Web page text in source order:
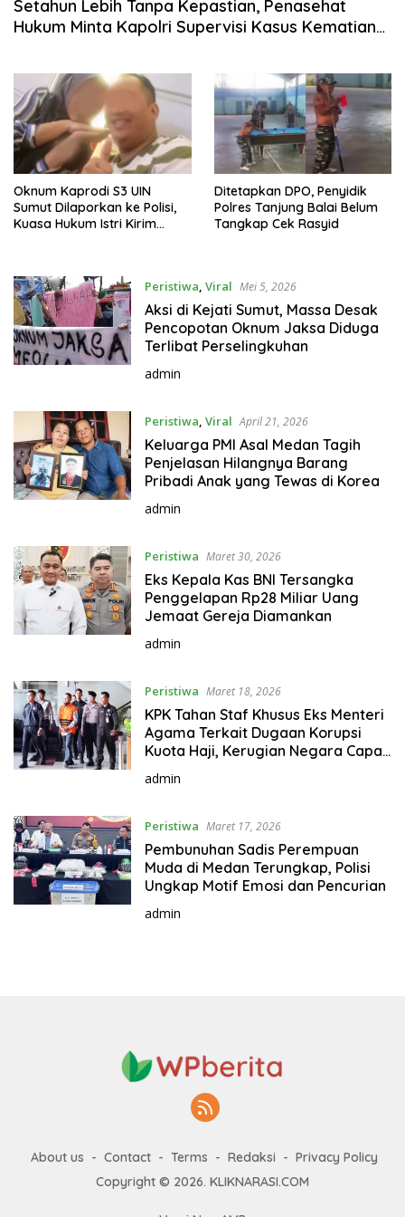
Setahun Lebih Tanpa Kepastian, Penasehat
Hukum Minta Kapolri Supervisi Kasus Kematian
Oknum Kaprodi S3 UIN
Sumut Dilaporkan ke Polisi,
Kuasa Hukum Istri Kirim
Ditetapkan DPO, Penyidik
Polres Tanjung Balai Belum
Tangkap Cek Rasyid
Peristiwa Viral Mei 5, 2026
Aksi di Kejati Sumut, Massa Desak
Pencopotan Oknum Jaksa Diduga
Terlibat Perselingkuhan
admin
Peristiwa Viral April 21, 2026
Keluarga PMI Asal Medan Tagih
Penjelasan Hilangnya Barang
Pribadi Anak yang Tewas di Korea
admin
Peristiwa Maret 30, 2026
Eks Kepala Kas BNI Tersangka
Penggelapan Rp28 Miliar Uang
Jemaat Gereja Diamankan
admin
Peristiwa Maret 18, 2026
KPK Tahan Staf Khusus Eks Menteri
Agama Terkait Dugaan Korupsi
Kuota Haji, Kerugian Negara Capai
admin
Peristiwa Maret 17, 2026
Pembunuhan Sadis Perempuan
Muda di Medan Terungkap, Polisi
Ungkap Motif Emosi dan Pencurian
admin
About us Contact Terms Redaksi
Privacy Policy
Copyright © 2026. KLIKNARASI.COM